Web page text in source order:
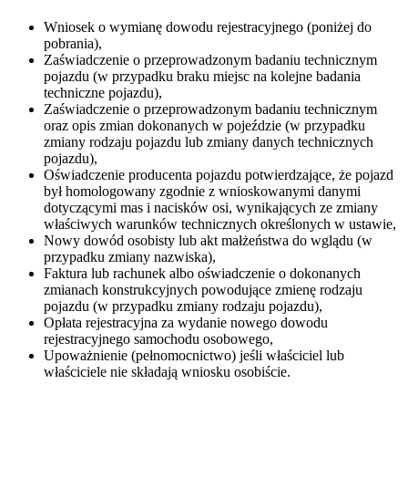
Wniosek o wymianę dowodu rejestracyjnego (poniżej do
pobrania),
Zaświadczenie o przeprowadzonym badaniu technicznym
pojazdu (w przypadku braku miejsc na kolejne badania
techniczne pojazdu),
Zaświadczenie o przeprowadzonym badaniu technicznym
oraz opis zmian dokonanych w pojeździe (w przypadku
zmiany rodzaju pojazdu lub zmiany danych technicznych
pojazdu),
Oświadczenie producenta pojazdu potwierdzające, że pojazd
był homologowany zgodnie z wnioskowanymi danymi
dotyczącymi mas i nacisków osi, wynikających ze zmiany
właściwych warunków technicznych określonych w ustawie,
Nowy dowód osobisty lub akt małżeństwa do wglądu (w
przypadku zmiany nazwiska),
Faktura lub rachunek albo oświadczenie o dokonanych
zmianach konstrukcyjnych powodujące zmienę rodzaju
pojazdu (w przypadku zmiany rodzaju pojazdu),
Opłata rejestracyjna za wydanie nowego dowodu
rejestracyjnego samochodu osobowego,
Upoważnienie (pełnomocnictwo) jeśli właściciel lub
właściciele nie składają wniosku osobiście.